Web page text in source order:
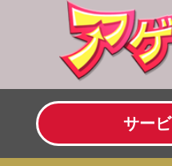
サー